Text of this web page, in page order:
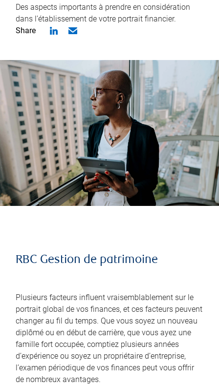
Des aspects importants à prendre en considération
dans l’établissement de votre portrait financier.
Share
RBC Gestion de patrimoine
Plusieurs facteurs influent vraisemblablement sur le
portrait global de vos finances, et ces facteurs peuvent
changer au fil du temps. Que vous soyez un nouveau
diplômé ou en début de carrière, que vous ayez une
famille fort occupée, comptiez plusieurs années
d’expérience ou soyez un propriétaire d’entreprise,
l’examen périodique de vos finances peut vous offrir
de nombreux avantages.